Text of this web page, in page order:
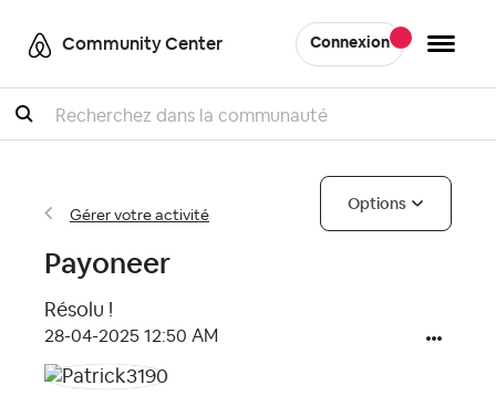
Community Center Connexion
Recherche
Gérer votre activité
Options
Payoneer
Résolu !
‎28-04-2025 12:50 AM